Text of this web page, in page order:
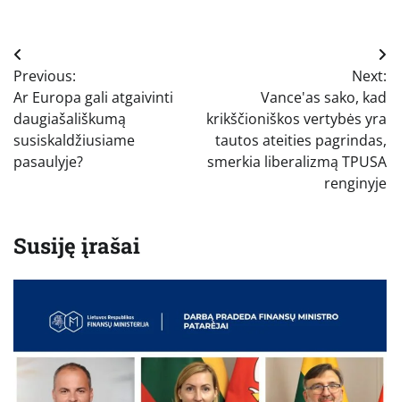
Navigacija
tarp
įrašų
Previous:
Ar Europa gali atgaivinti
daugiašališkumą
susiskaldžiusiame
pasaulyje?
Next:
Vance'as sako, kad
krikščioniškos vertybės yra
tautos ateities pagrindas,
smerkia liberalizmą TPUSA
renginyje
Susiję įrašai